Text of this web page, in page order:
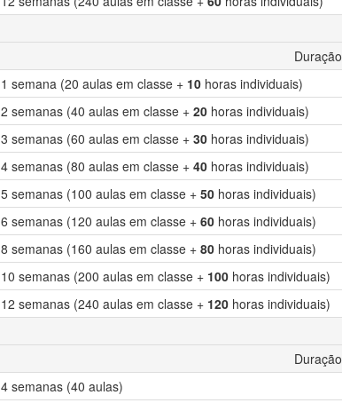
Duração
1 semana (20 aulas em classe + 10 horas individuais)
2 semanas (40 aulas em classe + 20 horas individuais)
3 semanas (60 aulas em classe + 30 horas individuais)
4 semanas (80 aulas em classe + 40 horas individuais)
5 semanas (100 aulas em classe + 50 horas individuais)
6 semanas (120 aulas em classe + 60 horas individuais)
8 semanas (160 aulas em classe + 80 horas individuais)
10 semanas (200 aulas em classe + 100 horas individuais)
12 semanas (240 aulas em classe + 120 horas individuais)
Duração
4 semanas (40 aulas)